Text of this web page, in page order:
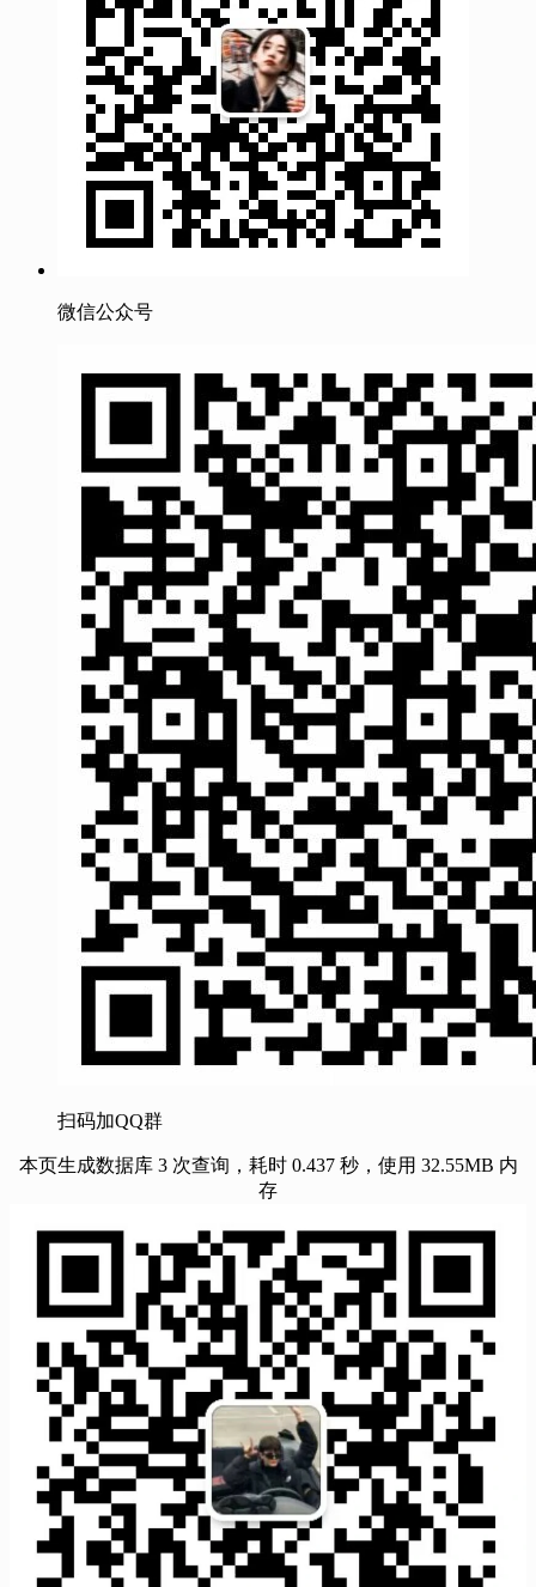
微信公众号
扫码加QQ群
本页生成数据库 3 次查询，耗时 0.437 秒，使用 32.55MB 内
存